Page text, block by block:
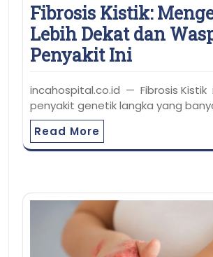
Fibrosis Kistik:
Lebih Dekat dan
Penyakit Ini
incahospital.co.id — Fibrosis Kistik
penyakit genetik langka yang
Read More